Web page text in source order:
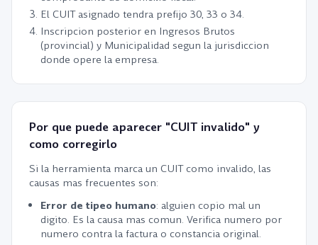
El CUIT asignado tendra prefijo 30, 33 o 34.
Inscripcion posterior en Ingresos Brutos
(provincial) y Municipalidad segun la jurisdiccion
donde opere la empresa.
Por que puede aparecer "CUIT invalido" y
como corregirlo
Si la herramienta marca un CUIT como invalido, las
causas mas frecuentes son:
Error de tipeo humano: alguien copio mal un
digito. Es la causa mas comun. Verifica numero por
numero contra la factura o constancia original.